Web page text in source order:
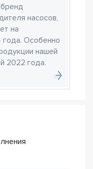
насосов,
на
года. Особенно
нашей
2022 года.